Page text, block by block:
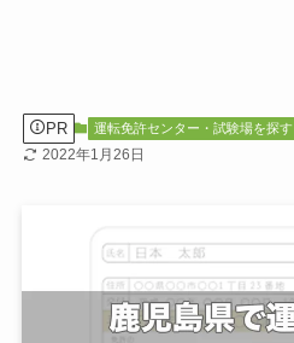
PR 運転免許センター・試験場を探す
2022年1月26日